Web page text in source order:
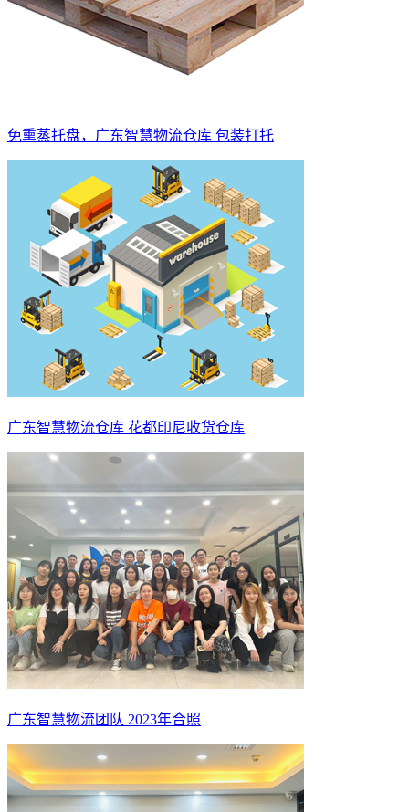
免熏蒸托盘，广东智慧物流仓库 包装打托
广东智慧物流仓库 花都印尼收货仓库
广东智慧物流团队 2023年合照